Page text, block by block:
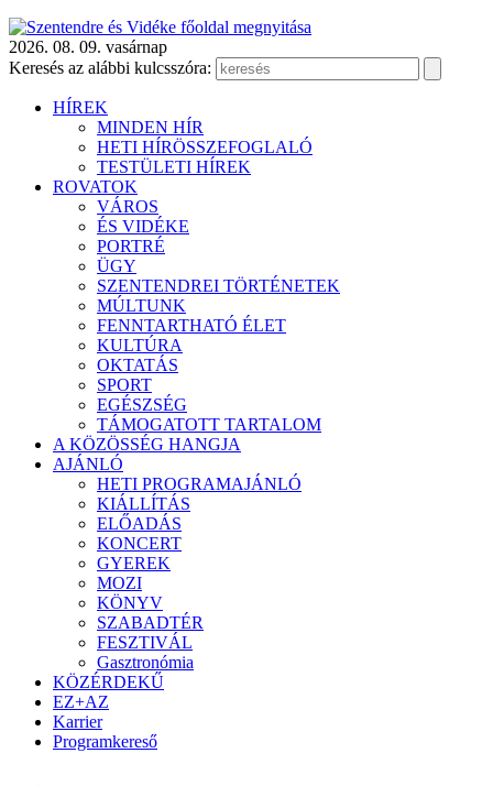
2026. 08. 09. vasárnap
Keresés az alábbi kulcsszóra:
HÍREK
MINDEN HÍR
HETI HÍRÖSSZEFOGLALÓ
TESTÜLETI HÍREK
ROVATOK
VÁROS
ÉS VIDÉKE
PORTRÉ
ÜGY
SZENTENDREI TÖRTÉNETEK
MÚLTUNK
FENNTARTHATÓ ÉLET
KULTÚRA
OKTATÁS
SPORT
EGÉSZSÉG
TÁMOGATOTT TARTALOM
A KÖZÖSSÉG HANGJA
AJÁNLÓ
HETI PROGRAMAJÁNLÓ
KIÁLLÍTÁS
ELŐADÁS
KONCERT
GYEREK
MOZI
KÖNYV
SZABADTÉR
FESZTIVÁL
Gasztronómia
KÖZÉRDEKŰ
EZ+AZ
Karrier
Programkereső